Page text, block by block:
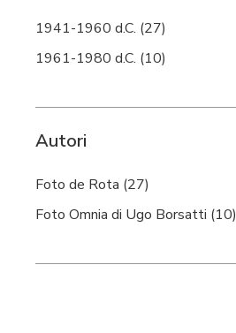
1941-1960 d.C. (27)
1961-1980 d.C. (10)
Autori
Foto de Rota (27)
Foto Omnia di Ugo Borsatti (10)